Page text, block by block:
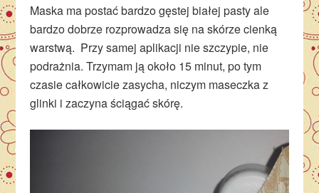
Maska ma postać bardzo gęstej białej pasty ale
bardzo dobrze rozprowadza się na skórze cienką
warstwą. Przy samej aplikacji nie szczypie, nie
podrażnia. Trzymam ją około 15 minut, po tym
czasie całkowicie zasycha, niczym maseczka z
glinki i zaczyna ściągać skórę.